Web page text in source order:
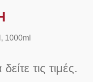
1000ml
τις τιμές.